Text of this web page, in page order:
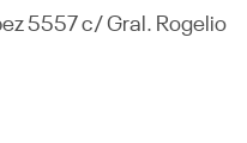
5557 c/ Gral. Rogelio